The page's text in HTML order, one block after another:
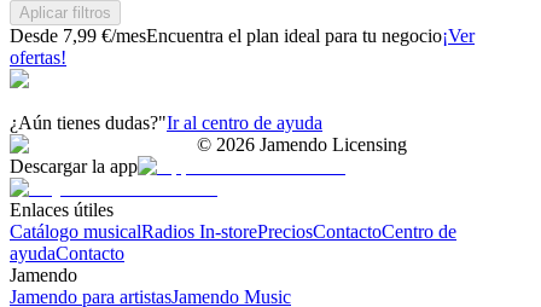
Aplicar filtros
Desde 7,99 €/mesEncuentra el plan ideal para tu negocio¡Ver
ofertas!
¿Aún tienes dudas?"Ir al centro de ayuda
© 2026 Jamendo Licensing
Descargar la app
Enlaces útiles
Catálogo musicalRadios In-storePreciosContactoCentro de
ayudaContacto
Jamendo
Jamendo para artistasJamendo Music